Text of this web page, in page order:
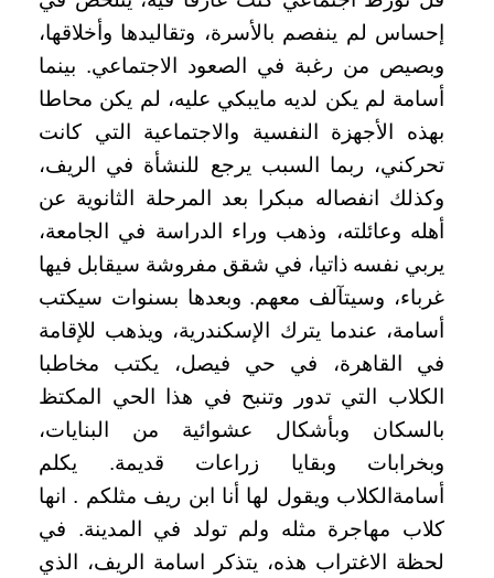
إحساس لم ينفصم بالأسرة، وتقاليدها وأخلاقها،
وبصيص من رغبة في الصعود الاجتماعي. بينما
أسامة لم يكن لديه مايبكي عليه، لم يكن محاطا
بهذه الأجهزة النفسية والاجتماعية التي كانت
تحركني، ربما السبب يرجع للنشأة في الريف،
وكذلك انفصاله مبكرا بعد المرحلة الثانوية عن
أهله وعائلته، وذهب وراء الدراسة في الجامعة،
يربي نفسه ذاتيا، في شقق مفروشة سيقابل فيها
غرباء، وسيتآلف معهم. وبعدها بسنوات سيكتب
أسامة، عندما يترك الإسكندرية، ويذهب للإقامة
في القاهرة، في حي فيصل، يكتب مخاطبا
الكلاب التي تدور وتنبح في هذا الحي المكتظ
بالسكان وبأشكال عشوائية من البنايات،
وبخرابات وبقايا زراعات قديمة. يكلم
أسامةالكلاب ويقول لها أنا ابن ريف مثلكم . انها
كلاب مهاجرة مثله ولم تولد في المدينة. في
لحظة الاغتراب هذه، يتذكر اسامة الريف، الذي